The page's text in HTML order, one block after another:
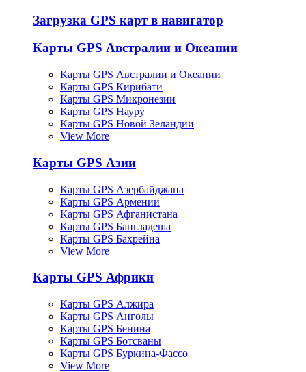
Загрузка GPS карт в навигатор
Карты GPS Австралии и Океании
Карты GPS Австралии и Океании
Карты GPS Кирибати
Карты GPS Микронезии
Карты GPS Науру
Карты GPS Новой Зеландии
View More
Карты GPS Азии
Карты GPS Азербайджана
Карты GPS Армении
Карты GPS Афганистана
Карты GPS Бангладеша
Карты GPS Бахрейна
View More
Карты GPS Африки
Карты GPS Алжира
Карты GPS Анголы
Карты GPS Бенина
Карты GPS Ботсваны
Карты GPS Буркина-Фассо
View More